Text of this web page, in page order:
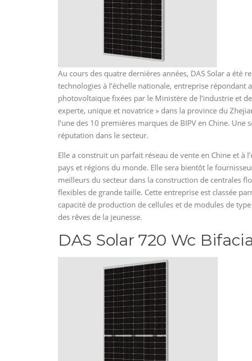
Au cours des quatre dernières années, DAS Solar a été
technologies à l’échelle nationale, entreprise répondant
photovoltaïque fixées par le Ministère de l’industrie et
experte, unique et novatrice » dans la province du
l’une des 10 premières marques de BIPV en Chine.
réputation dans le secteur.
Elle a construit un parfait réseau de vente en Chine et à
pays et régions du monde. Elle sera bientôt le
meilleurs du secteur dans la construction de centrales
flexibles de grande taille. Cette entreprise est classée
capacité de production de cellules et de modules de
des rêves de la jeunesse.
DAS Solar 720 Wc